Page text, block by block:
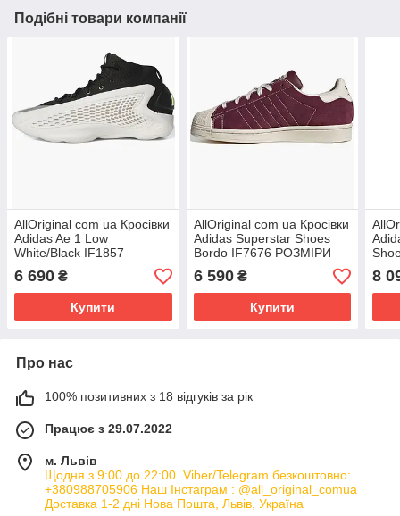
Подібні товари компанії
AllOriginal com ua Кросівки
Adidas Ae 1 Low
White/Black IF1857
РОЗМІРИ ЗАПИТУЙТЕ
6 690 ₴
Купити
AllOriginal com ua Кросівки
Adidas Superstar Shoes
Bordo IF7676 РОЗМІРИ
ЗАПИТУЙТЕ
6 590₴
Купити
8
Про нас
100% позитивних з 18 відгуків за рік
Працює з 29.07.2022
м. Львів
Щодня з 9:00 до 22:00. Viber/Telegram безкоштовно:
+380988705906 Наш Інстаграм : @all_original_comua
Доставка 1-2 дні Нова Пошта, Львів, Україна